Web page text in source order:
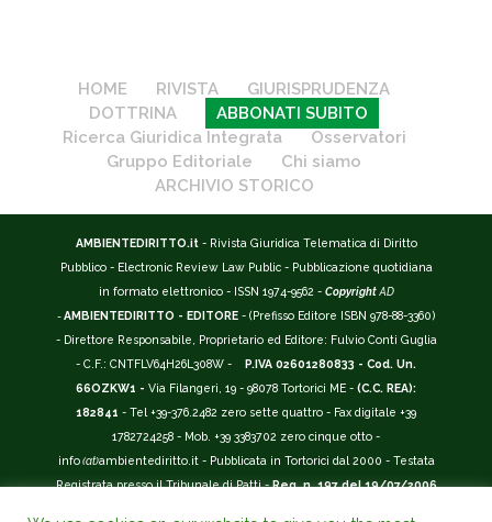
HOME RIVISTA
GIURISPRUDENZA
DOTTRINA
ABBONATI SUBITO
Ricerca Giuridica Integrata
Osservatori
Gruppo Editoriale
Chi siamo
ARCHIVIO STORICO
AMBIENTEDIRITTO.it - Rivista Giuridica Telematica di Diritto
Pubblico - Electronic Review Law Public - Pubblicazione quotidiana
in formato elettronico - ISSN 1974-9562 - Copyright AD
-AMBIENTEDIRITTO - EDITORE - (Prefisso Editore ISBN 978-88-3360)
- Direttore Responsabile, Proprietario ed Editore: Fulvio Conti Guglia
- C.F.: CNTFLV64H26L308W -
P.IVA 02601280833 - Cod. Un.
66OZKW1 - Via Filangeri, 19 - 98078 Tortorici ME - (C.C. REA):
182841 - Tel +39-376.2482 zero sette quattro - Fax digitale +39
1782724258 - Mob. +39 3383702 zero cinque otto -
info(at)ambientediritto.it - Pubblicata in Tortorici dal 2000 - Testata
Registrata presso il Tribunale di Patti -Reg. n. 197 del 19/07/2006